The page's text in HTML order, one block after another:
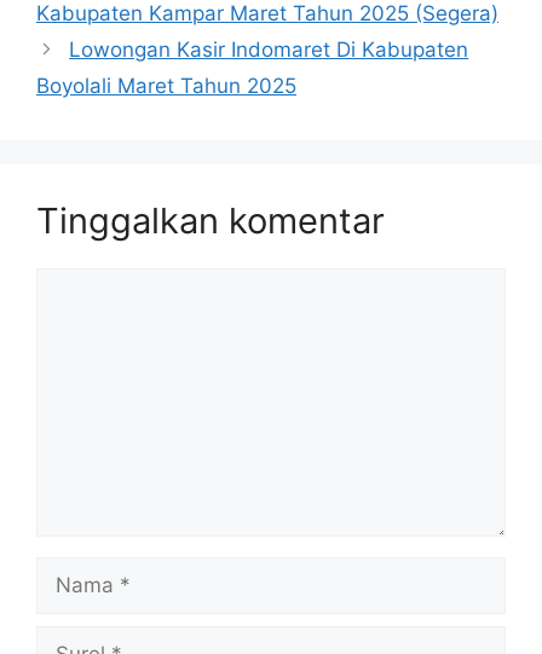
Kabupaten Kampar Maret Tahun 2025 (Segera)
Lowongan Kasir Indomaret Di Kabupaten
Boyolali Maret Tahun 2025
Tinggalkan komentar
Nama
Surel